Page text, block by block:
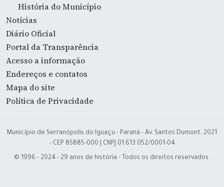
História do Município
Notícias
Diário Oficial
Portal da Transparência
Acesso a informação
Endereços e contatos
Mapa do site
Política de Privacidade
Município de Serranópolis do Iguaçu - Paraná - Av. Santos Dumont, 2021
- CEP 85885-000 | CNPJ 01.613.052/0001-04
© 1996 - 2024 - 29 anos de história - Todos os direitos reservados.